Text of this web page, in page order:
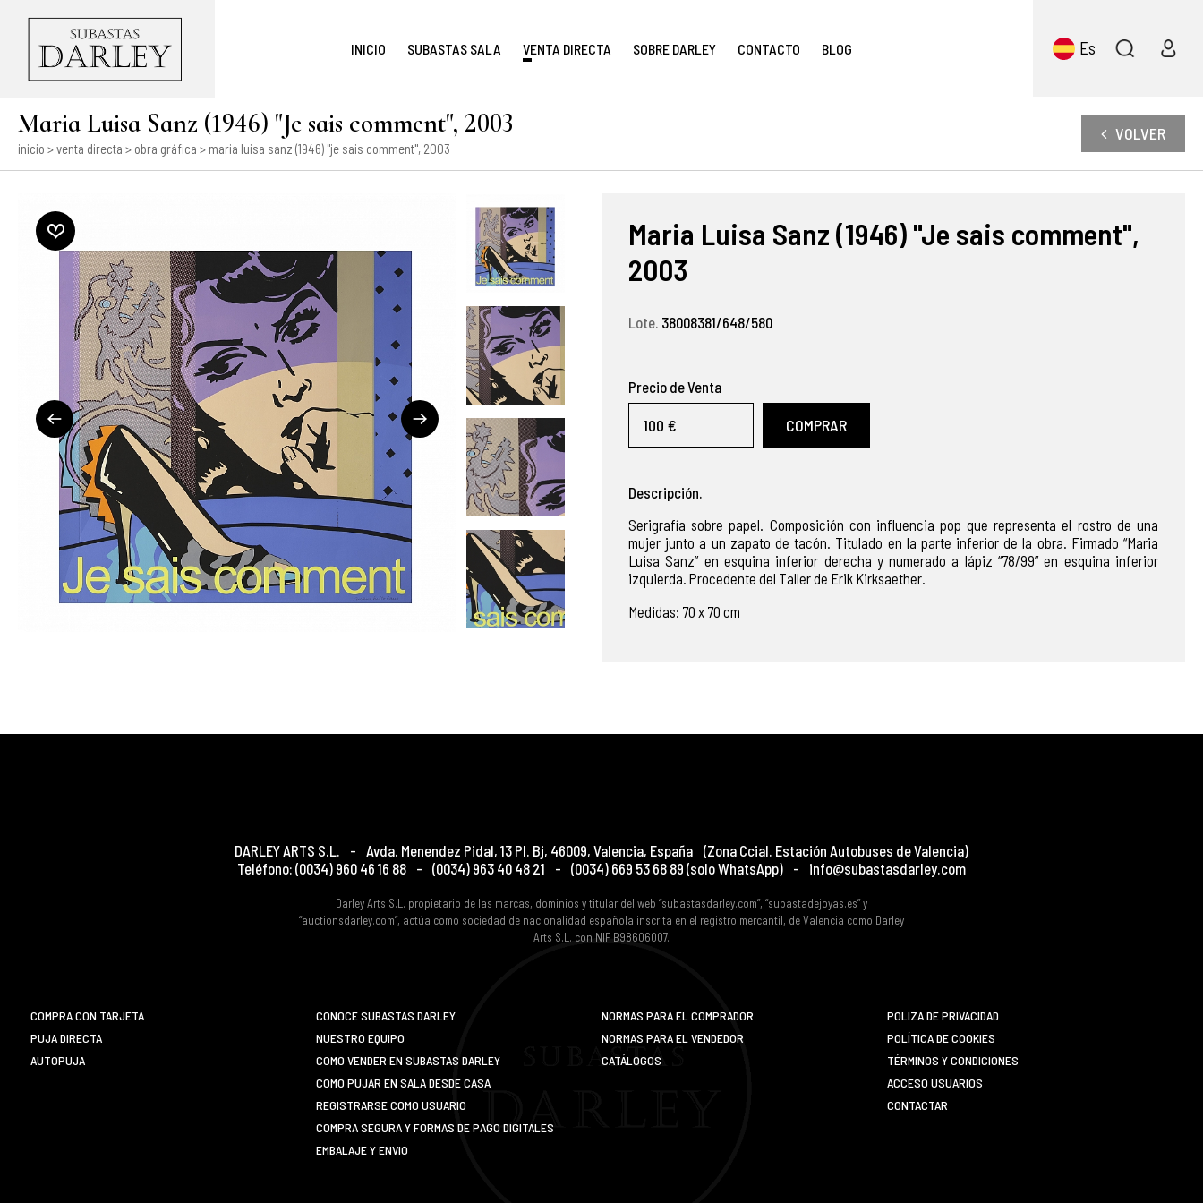
INICIO SUBASTAS SALA VENTA DIRECTA SOBRE DARLEY CONTACTO BLOG Es
Maria Luisa Sanz (1946) "Je sais comment", 2003
inicio >venta directa > obra gráfica > maria luisa sanz (1946) "je sais comment", 2003
VOLVER
Maria Luisa Sanz (1946) "Je sais comment",
2003
Lote. 38008381/648/580
Precio de Venta
100 € COMPRAR
Descripción.
Serigrafía sobre papel. Composición con influencia pop que representa el rostro de una
mujer junto a un zapato de tacón. Titulado en la parte inferior de la obra. Firmado “Maria
Luisa Sanz” en esquina inferior derecha y numerado a lápiz “78/99” en esquina inferior
izquierda. Procedente del Taller de Erik Kirksaether.
Medidas: 70 x 70 cm
DARLEY ARTS S.L. - Avda. Menendez Pidal, 13 Pl. Bj, 46009, Valencia, España (Zona Ccial. Estación Autobuses de Valencia)
Teléfono: (0034) 960 46 16 88 - (0034) 963 40 48 21 - (0034) 669 53 68 89 (solo WhatsApp) - info@subastasdarley.com
Darley Arts S.L. propietario de las marcas, dominios y titular del web “subastasdarley.com”, “subastadejoyas.es” y
“auctionsdarley.com”, actúa como sociedad de nacionalidad española inscrita en el registro mercantil, de Valencia como Darley
Arts S.L. con NIF B98606007.
COMPRA CON TARJETA
PUJA DIRECTA
AUTOPUJA
CONOCE SUBASTAS DARLEY
NUESTRO EQUIPO
COMO VENDER EN SUBASTAS DARLEY
COMO PUJAR EN SALA DESDE CASA
REGISTRARSE COMO USUARIO
COMPRA SEGURA Y FORMAS DE PAGO DIGITALES
EMBALAJE Y ENVIO
NORMAS PARA EL COMPRADOR
NORMAS PARA EL VENDEDOR
CATÁLOGOS
POLIZA DE PRIVACIDAD
POLÍTICA DE COOKIES
TÉRMINOS Y CONDICIONES
ACCESO USUARIOS
CONTACTAR